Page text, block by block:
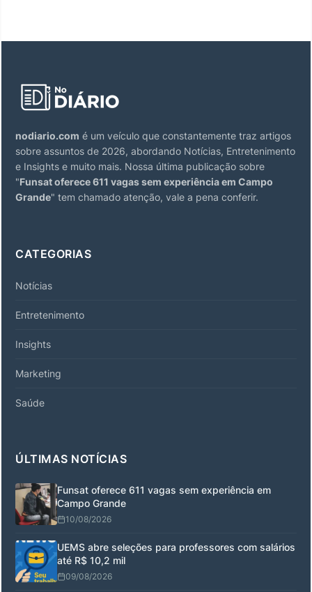
nodiario.com é um veículo que constantemente traz artigos
sobre assuntos de 2026, abordando Notícias, Entretenimento
e Insights e muito mais. Nossa última publicação sobre
"Funsat oferece 611 vagas sem experiência em Campo
Grande" tem chamado atenção, vale a pena conferir.
CATEGORIAS
Notícias
Entretenimento
Insights
Marketing
Saúde
ÚLTIMAS NOTÍCIAS
Funsat oferece 611 vagas sem experiência em
Campo Grande
10/08/2026
UEMS abre seleções para professores com salários
até R$ 10,2 mil
09/08/2026